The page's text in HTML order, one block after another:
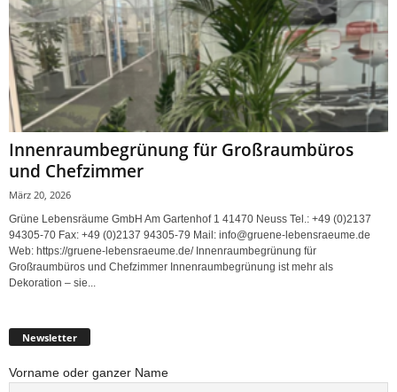
Innenraumbegrünung für Großraumbüros
und Chefzimmer
März 20, 2026
Grüne Lebensräume GmbH Am Gartenhof 1 41470 Neuss Tel.: +49 (0)2137
94305-70 Fax: +49 (0)2137 94305-79 Mail: info@gruene-lebensraeume.de
Web: https://gruene-lebensraeume.de/ Innenraumbegrünung für
Großraumbüros und Chefzimmer Innenraumbegrünung ist mehr als
Dekoration – sie...
Newsletter
Vorname oder ganzer Name